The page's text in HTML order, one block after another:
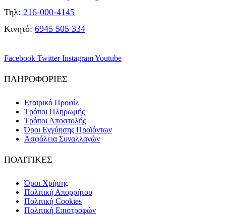
Τηλ: 216-000-4145
Κινητό: 6945 505 334
Facebook Twitter InstagramYoutube
ΠΛΗΡΟΦΟΡΙΕΣ
Εταιρικό Προφίλ
Τρόποι Πληρωμής
Τρόποι Αποστολής
Όροι Εγγύησης Προϊόντων
Ασφάλεια Συναλλαγών
ΠΟΛΙΤΙΚΕΣ
Όροι Χρήσης
Πολιτική Απορρήτου
Πολιτική Cookies
Πολιτική Επιστροφών